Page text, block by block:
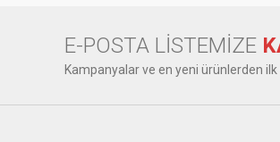
E-POSTA LİSTEMİZE
Kampanyalar ve en yeni ürünlerden